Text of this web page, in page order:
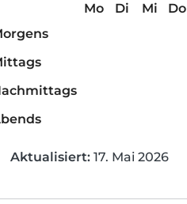
Mo Di Mi Do
Aktualisiert: 17. Mai 2026